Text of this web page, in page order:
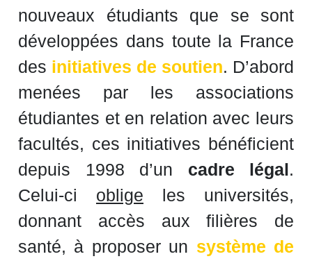
nouveaux étudiants que se sont
développées dans toute la France
des initiatives de soutien. D’abord
menées par les associations
étudiantes et en relation avec leurs
facultés, ces initiatives bénéficient
depuis 1998 d’un cadre légal.
Celui-ci oblige les universités,
donnant accès aux filières de
santé, à proposer un système de